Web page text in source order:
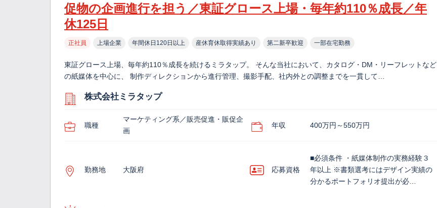
促物の企画進行を担う／東証グロース上場・毎年約110％成長／年
休125日
正社員 上場企業 年間休日120日以上 産休育休取得実績あり 第二新卒歓迎 一部在宅勤務
東証グロース上場、毎年約110％成長を続けるミラタップ。 そんな当社において、カタログ・DM・リーフレットなど
の紙媒体を中心に、 制作ディレクションから進行管理、撮影手配、社内外との調整までを一貫して…
株式会社ミラタップ
職種
マーケティング系／販売促進・販促企
画
年収 400万円～550万円
勤務地 大阪府 応募資格
■必須条件 ・紙媒体制作の実務経験３
年以上 ※書類選考にはデザイン実績の
分かるポートフォリオ提出が必…